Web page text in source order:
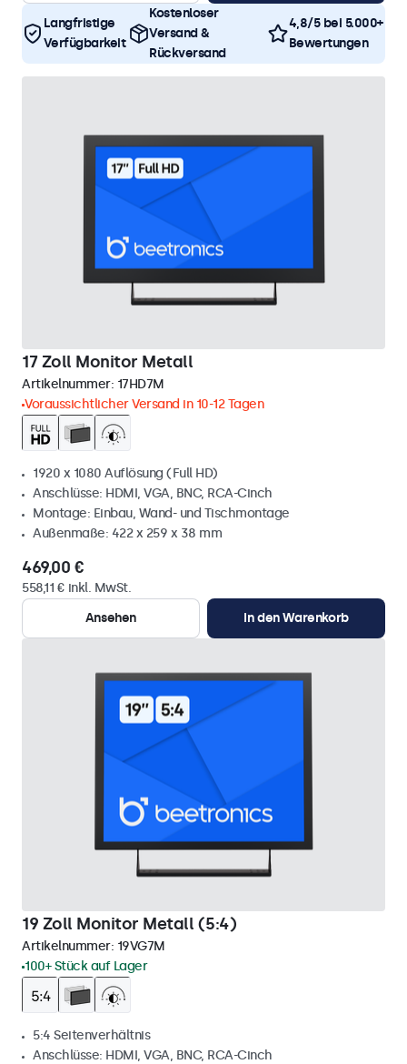
Langfristige
Verfügbarkeit
Kostenloser
Versand &
Rückversand
4,8/5 bei 5.000+
Bewertungen
17 Zoll Monitor Metall
Artikelnummer: 17HD7M
Voraussichtlicher Versand in 10-12 Tagen
1920 x 1080 Auflösung (Full HD)
Anschlüsse: HDMI, VGA, BNC, RCA-Cinch
Montage: Einbau, Wand- und Tischmontage
Außenmaße: 422 x 259 x 38 mm
469,00 €
558,11 € inkl. MwSt.
Ansehen
In den Warenkorb
19 Zoll Monitor Metall (5:4)
Artikelnummer: 19VG7M
100+ Stück auf Lager
5:4 Seitenverhältnis
Anschlüsse: HDMI, VGA, BNC, RCA-Cinch